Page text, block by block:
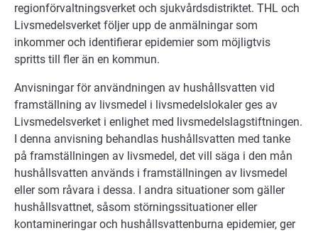
regionförvaltningsverket och sjukvårdsdistriktet. THL och
Livsmedelsverket följer upp de anmälningar som
inkommer och identifierar epidemier som möjligtvis
spritts till fler än en kommun.
Anvisningar för användningen av hushållsvatten vid
framställning av livsmedel i livsmedelslokalerges av
Livsmedelsverket i enlighet med livsmedelslagstiftningen.
I denna anvisning behandlas hushållsvatten med tanke
på framställningen av livsmedel, det vill säga i den mån
hushållsvatten används i framställningen av livsmedel
eller som råvara i dessa. I andra situationer som gäller
hushållsvattnet, såsom störningssituationer eller
kontamineringar och hushållsvattenburna epidemier, ger